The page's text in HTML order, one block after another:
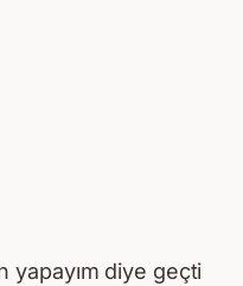
yapayım diye geçti